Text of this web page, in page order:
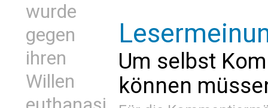
wurde
gegen
ihren
Willen
Um selbst
können